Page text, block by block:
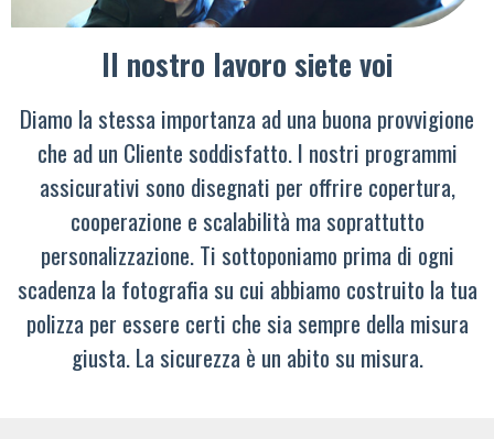
Il nostro lavoro siete voi
Diamo la stessa importanza ad una buona provvigione
che ad un Cliente soddisfatto. I nostri programmi
assicurativi sono disegnati per offrire copertura,
cooperazione e scalabilità ma soprattutto
personalizzazione. Ti sottoponiamo prima di ogni
scadenza la fotografia su cui abbiamo costruito la tua
polizza per essere certi che sia sempre della misura
giusta. La sicurezza è un abito su misura.